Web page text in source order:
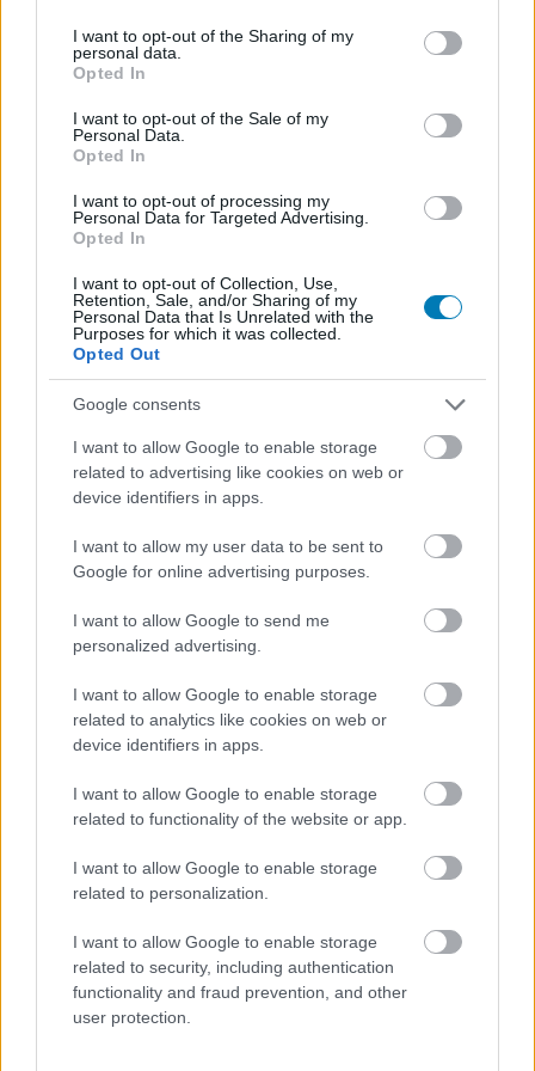
not limited to your visit or usage behaviour. You may click to
grant or deny consent to Google and its third-party tags to
use your data for below specified purposes in below Google
consent section.
I want to opt-out of the Sharing of my
personal data.
Opted In
I want to opt-out of the Sale of my
Personal Data.
Opted In
I want to opt-out of processing my
Personal Data for Targeted Advertising.
Opted In
I want to opt-out of Collection, Use,
Retention, Sale, and/or Sharing of my
Personal Data that Is Unrelated with the
Purposes for which it was collected.
Opted Out
Google consents
I want to allow Google to enable storage
related to advertising like cookies on web or
device identifiers in apps.
I want to allow my user data to be sent to
Google for online advertising purposes.
I want to allow Google to send me
personalized advertising.
I want to allow Google to enable storage
related to analytics like cookies on web or
device identifiers in apps.
I want to allow Google to enable storage
related to functionality of the website or app.
I want to allow Google to enable storage
related to personalization.
I want to allow Google to enable storage
related to security, including authentication
functionality and fraud prevention, and other
user protection.
A Burning Legion újra támad,
visszatér a World of Warcraft:
Legion
A Mists of Pandaria Remix után sejthető volt,
hogy visszatérnek a démonok is, de a Blizzard
most hivatalosan is megerősítette a kiegészítő
újrakeverését.
A World of Warcraft: Mists of Pandaria Remix egy remek
kis esemény volt, ahol a játékosok egy új karakterrel
visszautazhattak az időben. Ugyan az új játékelemek és
kasztok megtartásával, de visszatérhettünk Pandaria
erősíthettük hősünket, és bezsákolhattunk egy rakat új
kozmetikai felszerelést kalandunk során. Nagyjából
ugyanez az elképzelés a Legion Remixszel is.
A Blizzard az éves roadmappen már tavaly év végén
ellőtte, hogy érkezik a Legion Remix, de tegnap